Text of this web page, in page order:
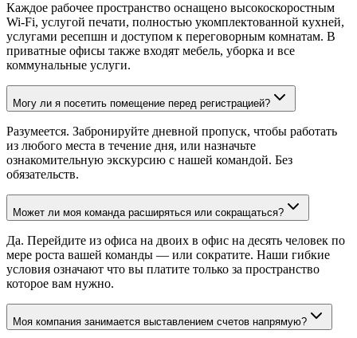
Каждое рабочее пространство оснащено высокоскоростным
Wi‑Fi, услугой печати, полностью укомплектованной кухней,
услугами ресепшн и доступом к переговорным комнатам. В
приватные офисы также входят мебель, уборка и все
коммунальные услуги.
Могу ли я посетить помещение перед регистрацией?
Разумеется. Забронируйте дневной пропуск, чтобы работать
из любого места в течение дня, или назначьте
ознакомительную экскурсию с нашей командой. Без
обязательств.
Может ли моя команда расширяться или сокращаться?
Да. Перейдите из офиса на двоих в офис на десять человек по
мере роста вашей команды — или сократите. Наши гибкие
условия означают что вы платите только за пространство
которое вам нужно.
Моя компания занимается выставлением счетов напрямую?